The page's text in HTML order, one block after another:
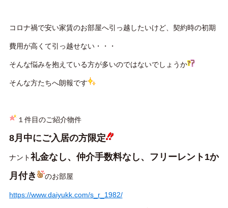
コロナ禍で安い家賃のお部屋へ引っ越したいけど、契約時の初期
費用が高くて引っ越せない・・・
そんな悩みを抱えている方が多いのではないでしょうか
そんな方たちへ朗報です
１件目のご紹介物件
8月中にご入居の方限定
ナント礼金なし、仲介手数料なし、フリーレント1か
月付き
のお部屋
https://www.daiyukk.com/s_r_1982/